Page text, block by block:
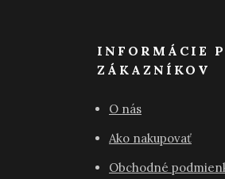
INFORMÁCIE
ZÁKAZNÍKOV
O nás
Ako nakupovať
Obchodné